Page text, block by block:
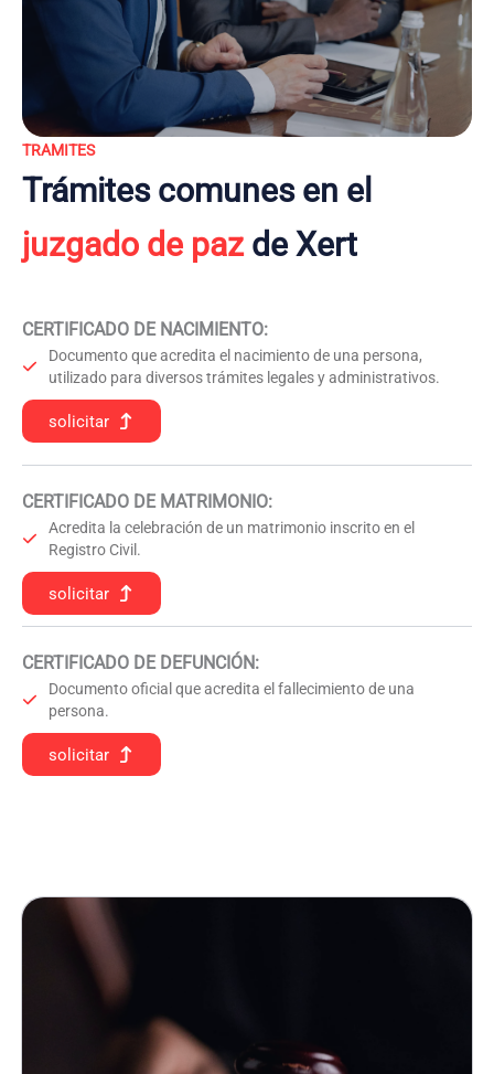
TRAMITES
Trámites comunes en el
juzgado de pazde Xert
CERTIFICADO DE NACIMIENTO:
Documento que acredita el nacimiento de una persona,
utilizado para diversos trámites legales y administrativos.
solicitar
CERTIFICADO DE MATRIMONIO:
Acredita la celebración de un matrimonio inscrito en el
Registro Civil.
solicitar
CERTIFICADO DE DEFUNCIÓN:
Documento oficial que acredita el fallecimiento de una
persona.
solicitar